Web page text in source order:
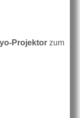
Projektor zum